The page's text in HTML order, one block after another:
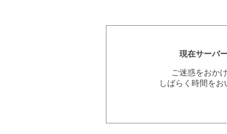
現在サーバ
ご迷惑をおか
しばらく時間を